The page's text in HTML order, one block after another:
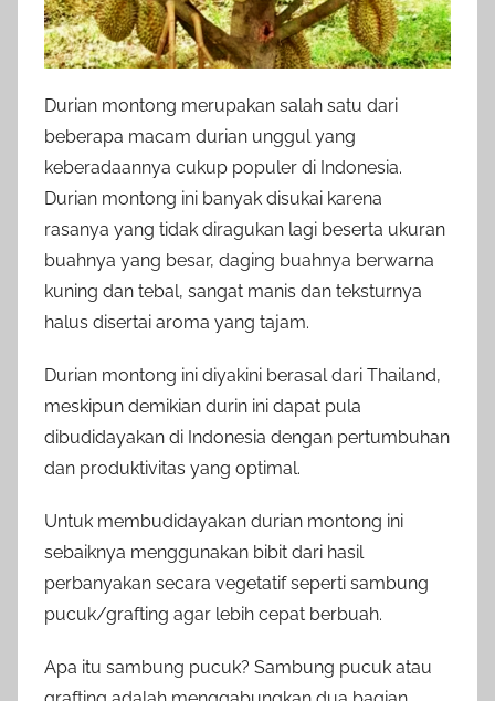
Durian montong merupakan salah satu dari
beberapa macam durian unggul yang
keberadaannya cukup populer di Indonesia.
Durian montong ini banyak disukai karena
rasanya yang tidak diragukan lagi beserta ukuran
buahnya yang besar, daging buahnya berwarna
kuning dan tebal, sangat manis dan teksturnya
halus disertai aroma yang tajam.
Durian montong ini diyakini berasal dari Thailand,
meskipun demikian durin ini dapat pula
dibudidayakan di Indonesia dengan pertumbuhan
dan produktivitas yang optimal.
Untuk membudidayakan durian montong ini
sebaiknya menggunakan bibit dari hasil
perbanyakan secara vegetatif seperti sambung
pucuk/grafting agar lebih cepat berbuah.
Apa itu sambung pucuk? Sambung pucuk atau